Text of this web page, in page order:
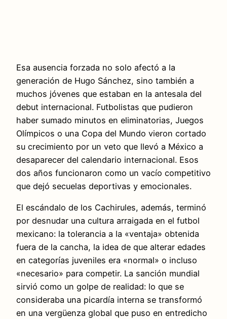
Esa ausencia forzada no solo afectó a la
generación de Hugo Sánchez, sino también a
muchos jóvenes que estaban en la antesala del
debut internacional. Futbolistas que pudieron
haber sumado minutos en eliminatorias, Juegos
Olímpicos o una Copa del Mundo vieron cortado
su crecimiento por un veto que llevó a México a
desaparecer del calendario internacional. Esos
dos años funcionaron como un vacío competitivo
que dejó secuelas deportivas y emocionales.
El escándalo de los Cachirules, además, terminó
por desnudar una cultura arraigada en el futbol
mexicano: la tolerancia a la «ventaja» obtenida
fuera de la cancha, la idea de que alterar edades
en categorías juveniles era «normal» o incluso
«necesario» para competir. La sanción mundial
sirvió como un golpe de realidad: lo que se
consideraba una picardía interna se transformó
en una vergüenza global que puso en entredicho